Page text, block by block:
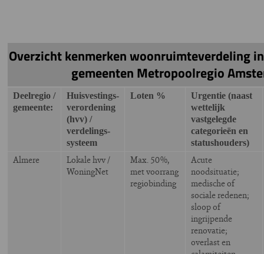
Overzicht kenmerken woonruimteverdeling
gemeenten Metropoolregio
Deelregio /
gemeente:
Huisvestings-
verordening
(hvv) /
verdelings-
systeem
Loten %
Urgentie (naast
wettelijk
vastgelegde
categorieën en
statushouders)
Almere
Lokale hvv /
WoningNet
Max. 50%,
met voorrang
regiobinding
Acute
noodsituatie;
medische of
sociale redenen;
sloop of
ingrijpende
renovatie;
overlast en